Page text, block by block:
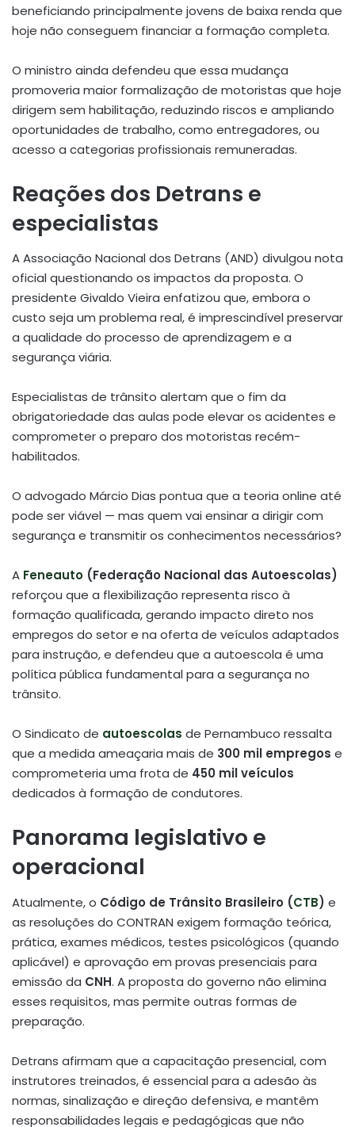
beneficiando principalmente jovens de baixa renda que
hoje não conseguem financiar a formação completa.
O ministro ainda defendeu que essa mudança
promoveria maior formalização de motoristas que hoje
dirigem sem habilitação, reduzindo riscos e ampliando
oportunidades de trabalho, como entregadores, ou
acesso a categorias profissionais remuneradas.
Reações dos Detrans e
especialistas
A Associação Nacional dos Detrans (AND) divulgou nota
oficial questionando os impactos da proposta. O
presidente Givaldo Vieira enfatizou que, embora o
custo seja um problema real, é imprescindível preservar
a qualidade do processo de aprendizagem e a
segurança viária.
Especialistas de trânsito alertam que o fim da
obrigatoriedade das aulas pode elevar os acidentes e
comprometer o preparo dos motoristas recém-
habilitados.
O advogado Márcio Dias pontua que a teoria online até
pode ser viável — mas quem vai ensinar a dirigir com
segurança e transmitir os conhecimentos necessários?
A Feneauto (Federação Nacional das Autoescolas)
reforçou que a flexibilização representa risco à
formação qualificada, gerando impacto direto nos
empregos do setor e na oferta de veículos adaptados
para instrução, e defendeu que a autoescola é uma
política pública fundamental para a segurança no
trânsito.
O Sindicato de autoescolas de Pernambuco ressalta
que a medida ameaçaria mais de 300 mil empregos e
comprometeria uma frota de 450 mil veículos
dedicados à formação de condutores.
Panorama legislativo e
operacional
Atualmente, o Código de Trânsito Brasileiro (CTB) e
as resoluções do CONTRAN exigem formação teórica,
prática, exames médicos, testes psicológicos (quando
aplicável) e aprovação em provas presenciais para
emissão da CNH. A proposta do governo não elimina
esses requisitos, mas permite outras formas de
preparação.
Detrans afirmam que a capacitação presencial, com
instrutores treinados, é essencial para a adesão às
normas, sinalização e direção defensiva, e mantêm
responsabilidades legais e pedagógicas que não